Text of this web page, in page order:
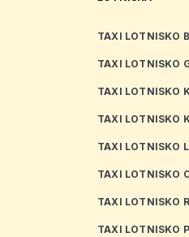
TAXI LOTNISKO
TAXI LOTNISKO
TAXI LOTNISKO
TAXI LOTNISKO
TAXI LOTNISKO
TAXI LOTNISKO
TAXI LOTNISKO
TAXI LOTNISKO